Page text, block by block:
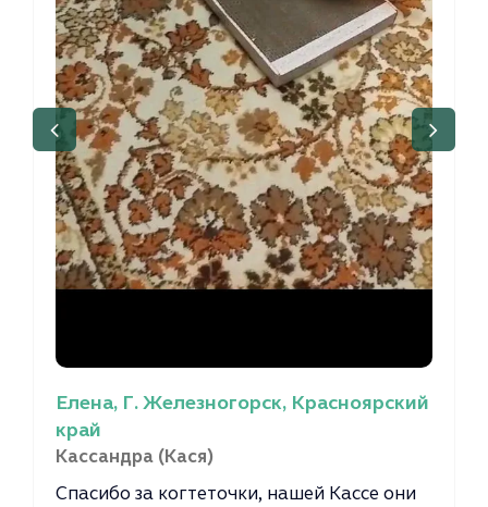
Елена, Г. Железногорск, Красноярский
край
Кассандра (Кася)
Спасибо за когтеточки, нашей Кассе они